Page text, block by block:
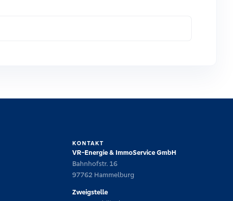
KONTAKT
VR-Energie & ImmoService GmbH
Bahnhofstr. 16
97762 Hammelburg
Zweigstelle